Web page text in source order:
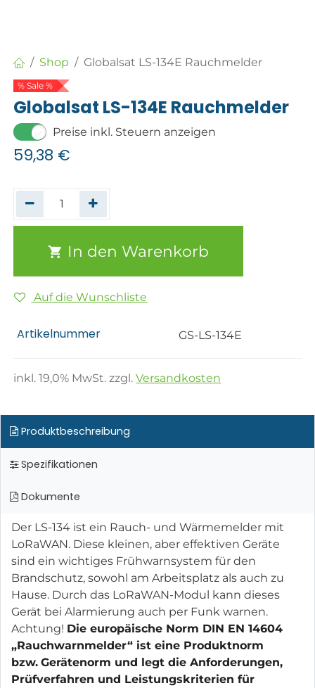
Shop Globalsat LS-134E Rauchmelder
% Sale %
Globalsat LS-134E Rauchmelder
Preise inkl. Steuern anzeigen
59,38 €
In den Warenkorb
Auf die Wunschliste
Artikelnummer GS-LS-134E
inkl.19,0% MwSt. zzgl.Versandkosten
Produktbeschreibung
Spezifikationen
Dokumente
Der LS-134 ist ein Rauch- und Wärmemelder mit
LoRaWAN. Diese kleinen, aber effektiven Geräte
sind ein wichtiges Frühwarnsystem für den
Brandschutz, sowohl am Arbeitsplatz als auch zu
Hause. Durch das LoRaWAN-Modul kann dieses
Gerät bei Alarmierung auch per Funk warnen.
Achtung! Die europäische Norm DIN EN 14604
„Rauchwarnmelder“ ist eine Produktnorm
bzw. Gerätenorm und legt die Anforderungen,
Prüfverfahren und Leistungskriterien für